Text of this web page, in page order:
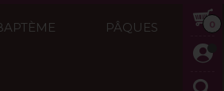
0
PÂQUES